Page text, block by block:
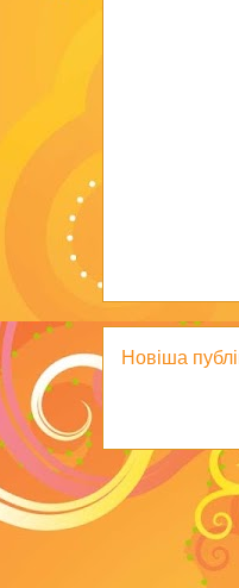
Новіша